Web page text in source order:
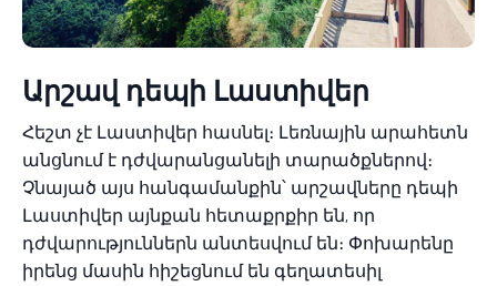
Արշավ դեպի Լաստիվեր
Հեշտ չէ Լաստիվեր հասնել։ Լեռնային արահետն
անցնում է դժվարանցանելի տարածքներով։
Չնայած այս հանգամանքին՝ արշավները դեպի
Լաստիվեր այնքան հետաքրքիր են, որ
դժվարություններն անտեսվում են։ Փոխարենը
իրենց մասին հիշեցնում են գեղատեսիլ